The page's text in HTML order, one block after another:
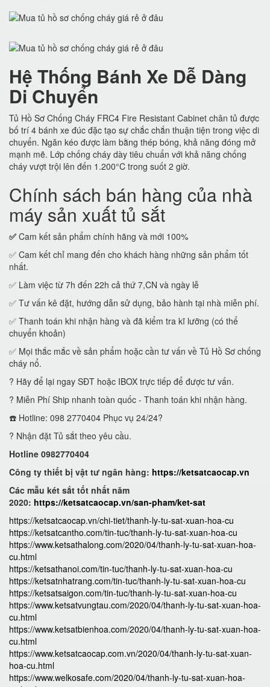
Hệ Thống Bánh Xe Dễ Dàng
Di Chuyển
Tủ Hồ Sơ Chống Cháy FRC4 Fire Resistant Cabinet chân tủ được
bố trí 4 bánh xe đúc đặc tạo sự chắc chắn thuận tiện trong việc di
chuyển. Ngăn kéo được làm bằng thép bóng, khả năng đóng mở
mạnh mẽ. Lớp chống cháy dày tiêu chuẩn với khả năng chống
cháy vượt trội lên đến 1.200°C trong suốt 2 giờ.
Chính sách bán hàng của nhà
máy sản xuất tủ sắt
✅ Cam kết sản phẩm chính hãng và mới 100%
✅ Cam kết chỉ mang đến cho khách hàng những sản phẩm tốt
nhất.
✅ Làm việc từ 7h đến 22h cả thứ 7,CN và ngày lễ
✅ Tư vấn kê đặt, hướng dẫn sử dụng, bảo hành tại nhà miễn phí.
✅ Thanh toán khi nhận hàng và đã kiểm tra kĩ lưỡng (có thể
chuyển khoản)
✅ Mọi thắc mắc về sản phẩm hoặc cần tư vấn về Tủ Hồ Sơ chống
cháy nổ.
? Hãy để lại ngay SĐT hoặc IBOX trực tiếp để được tư vấn.
? Miễn Phí Ship nhanh toàn quốc - Thanh toán khi nhận hàng.
☎️ Hotline: 098 2770404 Phục vụ 24/24?
? Nhận đặt Tủ sắt theo yêu cầu.
Hotline 0982770404
Công ty thiết bị vật tư ngân hàng: https://ketsatcaocap.vn
Các mẫu két sắt tốt nhất năm
2020: https://ketsatcaocap.vn/san-pham/ket-sat
https://ketsatcaocap.vn/chi-tiet/thanh-ly-tu-sat-xuan-hoa-cu
https://ketsatcantho.com/tin-tuc/thanh-ly-tu-sat-xuan-hoa-cu
https://www.ketsathalong.com/2020/04/thanh-ly-tu-sat-xuan-hoa-
cu.html
https://ketsathanoi.com/tin-tuc/thanh-ly-tu-sat-xuan-hoa-cu
https://ketsatnhatrang.com/tin-tuc/thanh-ly-tu-sat-xuan-hoa-cu
https://ketsatsaigon.com/tin-tuc/thanh-ly-tu-sat-xuan-hoa-cu
https://www.ketsatvungtau.com/2020/04/thanh-ly-tu-sat-xuan-hoa-
cu.html
https://www.ketsatbienhoa.com/2020/04/thanh-ly-tu-sat-xuan-hoa-
cu.html
https://www.ketsatcaocap.com.vn/2020/04/thanh-ly-tu-sat-xuan-
hoa-cu.html
https://www.welkosafe.com/2020/04/thanh-ly-tu-sat-xuan-hoa-